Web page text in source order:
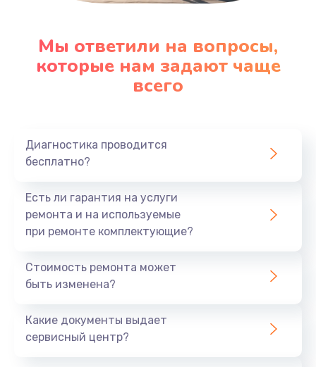
Мы ответили на вопросы,
которые нам задают чаще
всего
Диагностика проводится
бесплатно?
Есть ли гарантия на услуги
ремонта и на используемые
при ремонте комплектующие?
Стоимость ремонта может
быть изменена?
Какие документы выдает
сервисный центр?